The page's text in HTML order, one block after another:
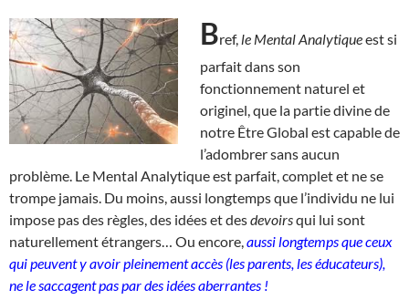
Bref, le Mental Analytiqueest si
parfait dans son
fonctionnement naturel et
originel, que la partie divine de
notre Être Global est capable de
l’adombrer sans aucun
problème. Le Mental Analytique est parfait, complet et ne se
trompe jamais. Du moins, aussi longtemps que l’individu ne lui
impose pas des règles, des idées et desdevoirsqui lui sont
naturellement étrangers… Ou encore, aussi longtemps que ceux
qui peuvent y avoir pleinement accès (les parents, les éducateurs),
ne le saccagent pas par des idées aberrantes !